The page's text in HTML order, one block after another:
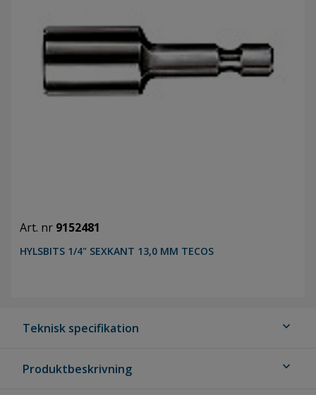
Art. nr 9152481
HYLSBITS 1/4" SEXKANT 13,0 MM TECOS
Teknisk specifikation expand_more
Produktbeskrivning expand_more